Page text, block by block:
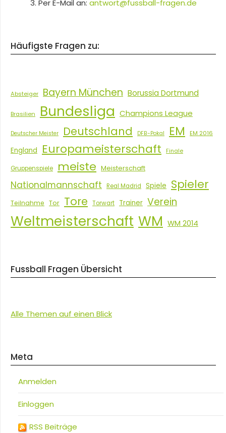
Per E-Mail an: antwort@fussball-fragen.de
Häufigste Fragen zu:
Absteiger Bayern München Borussia Dortmund
Brasilien Bundesliga Champions League
Deutscher Meister Deutschland DFB-Pokal EM EM 2016
England Europameisterschaft Finale
Gruppenspiele meiste Meisterschaft
Nationalmannschaft Real Madrid Spiele Spieler
Teilnahme Tor Tore Torwart Trainer Verein
Weltmeisterschaft WM WM 2014
Fussball Fragen Übersicht
Alle Themen auf einen Blick
Meta
Anmelden
Einloggen
RSS Beiträge